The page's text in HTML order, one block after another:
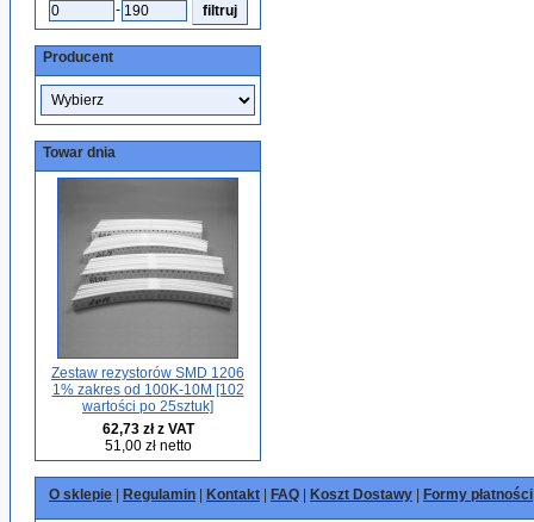
-
Producent
Towar dnia
Zestaw rezystorów SMD 1206
1% zakres od 100K-10M [102
wartości po 25sztuk]
62,73 zł z VAT
51,00 zł netto
O sklepie Regulamin Kontakt FAQ Koszt Dostawy Formy płatności